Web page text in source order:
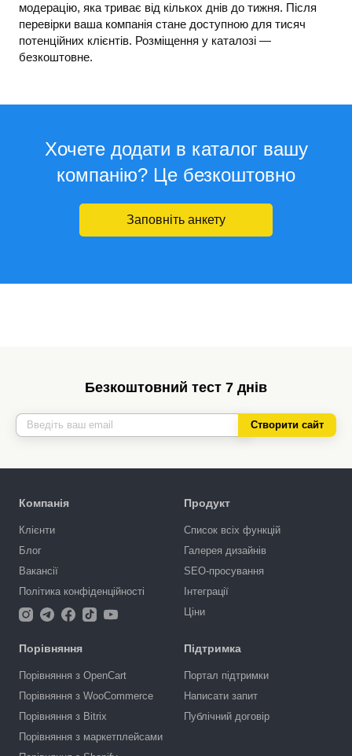
модерацію, яка триває від кількох днів до тижня. Після
перевірки ваша компанія стане доступною для тисяч
потенційних клієнтів. Розміщення у каталозі —
безкоштовне.
Хочете додати в каталог вашу
компанію? Це безкоштовно
Заповніть анкету
Безкоштовний тест 7 днів
Створити сайт
Компанія
Клієнти
Блог
Вакансії
Політика конфіденційності
Продукт
Список всіх функцій
Галерея дизайнів
SEO-просування
Інтеграції
Ціни
Порівняння
Порівняння з OpenCart
Порівняння з WooCommerce
Порівняння з Bitrix
Порівняння з маркетплейсами
Підтримка
Портал підтримки
Написати запит
Публічний договір